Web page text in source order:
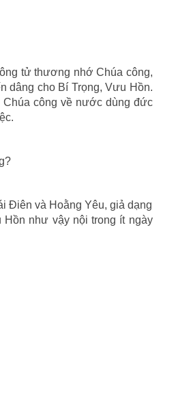
tử thương nhớ Chúa công,
dâng cho Bí Trọng, Vưu Hồn.
công về nước dùng đức
Ðiên và Hoằng Yêu, giả dạng
như vậy nội trong ít ngày